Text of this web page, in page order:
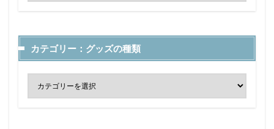
カテゴリー：グッズの種類